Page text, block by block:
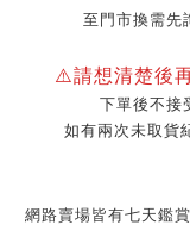
至門市換需先
⚠️請想清楚後
下單後不接
如有兩次未取貨
網路賣場皆有七天鑑